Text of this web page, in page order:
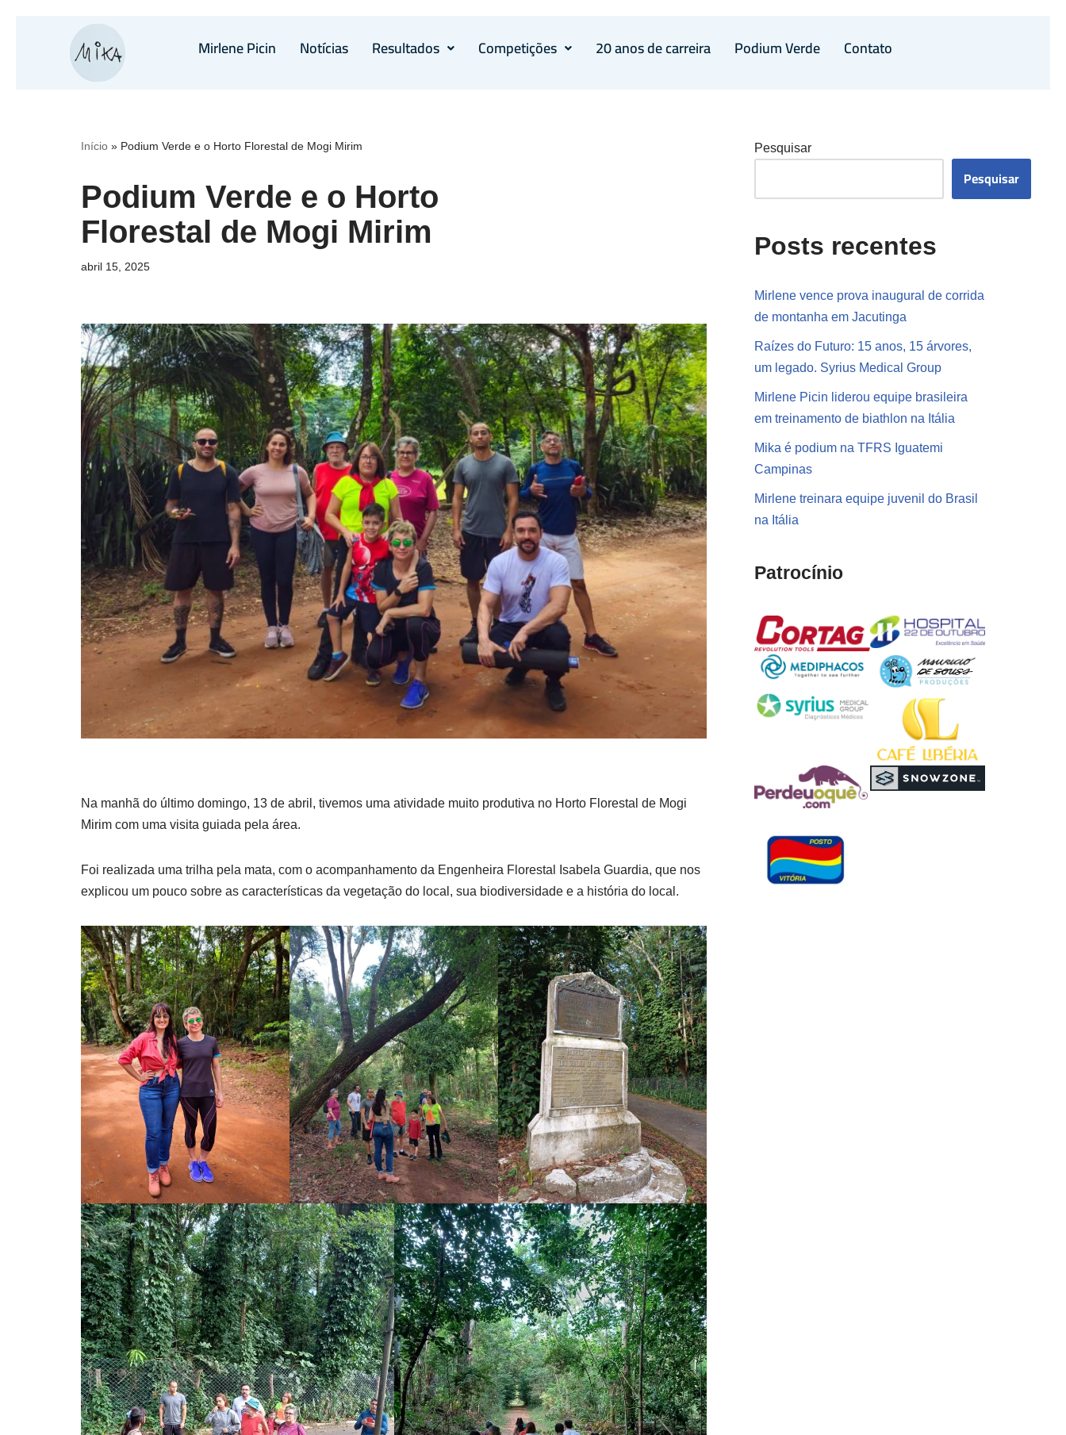
Mirlene Picin Notícias Resultados Competições 20 anos de carreira Podium Verde Contato
Início » Podium Verde e o Horto Florestal de Mogi Mirim
Podium Verde e o Horto
Florestal de Mogi Mirim
abril 15, 2025
Na manhã do último domingo, 13 de abril, tivemos uma atividade muito produtiva no Horto Florestal de Mogi
Mirim com uma visita guiada pela área.
Foi realizada uma trilha pela mata, com o acompanhamento da Engenheira Florestal Isabela Guardia, que nos
explicou um pouco sobre as características da vegetação do local, sua biodiversidade e a história do local.
Pesquisar
Pesquisar
Posts recentes
Mirlene vence prova inaugural de corrida
de montanha em Jacutinga
Raízes do Futuro: 15 anos, 15 árvores,
um legado. Syrius Medical Group
Mirlene Picin liderou equipe brasileira
em treinamento de biathlon na Itália
Mika é podium na TFRS Iguatemi
Campinas
Mirlene treinara equipe juvenil do Brasil
na Itália
Patrocínio